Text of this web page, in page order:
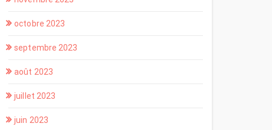
octobre 2023
septembre 2023
août 2023
juillet 2023
juin 2023